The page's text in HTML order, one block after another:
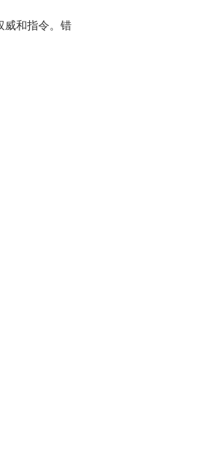
威和指令。错